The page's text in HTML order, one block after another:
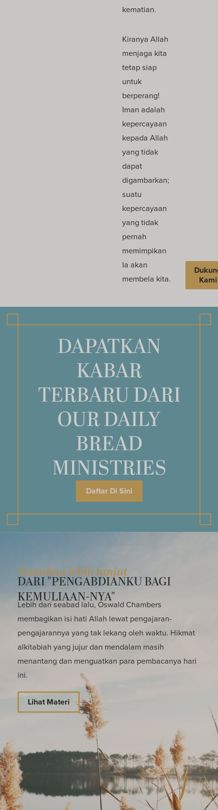
kematian.
Kiranya Allah
menjaga kita
tetap siap
untuk
berperang!
Iman adalah
kepercayaan
kepada Allah
yang tidak
dapat
digambarkan;
suatu
kepercayaan
yang tidak
pernah
memimpikan
Ia akan
membela kita.
Kami
DAPATKAN
KABAR
TERBARU DARI
OUR DAILY
BREAD
MINISTRIES
Daftar Di Sini
Temukan lebih lanjut
DARI "PENGABDIANKU BAGI
KEMULIAAN-NYA"
Lebih dari seabad lalu, Oswald Chambers
membagikan isi hati Allah lewat pengajaran-
pengajarannya yang tak lekang oleh waktu. Hikmat
alkitabiah yang jujur dan mendalam masih
menantang dan menguatkan para pembacanya hari
ini.
Lihat Materi